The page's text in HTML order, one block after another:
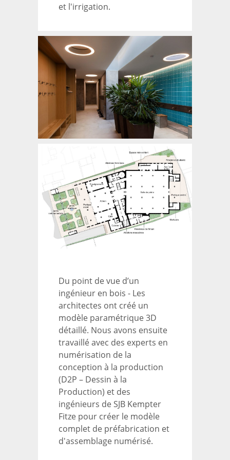
et l'irrigation.
Du point de vue d’un
ingénieur en bois - Les
architectes ont créé un
modèle paramétrique 3D
détaillé. Nous avons ensuite
travaillé avec des experts en
numérisation de la
conception à la production
(D2P – Dessin à la
Production) et des
ingénieurs de SJB Kempter
Fitze pour créer le modèle
complet de préfabrication et
d'assemblage numérisé.